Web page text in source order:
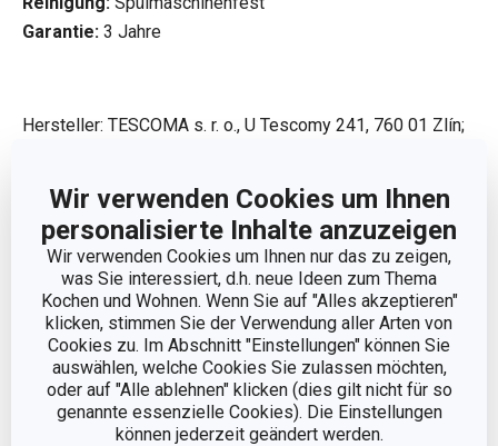
Wir verwenden Cookies um Ihnen
personalisierte Inhalte anzuzeigen
Wir verwenden Cookies um Ihnen nur das zu zeigen,
was Sie interessiert, d.h. neue Ideen zum Thema
Kochen und Wohnen. Wenn Sie auf "Alles akzeptieren"
klicken, stimmen Sie der Verwendung aller Arten von
Cookies zu. Im Abschnitt "Einstellungen" können Sie
auswählen, welche Cookies Sie zulassen möchten,
oder auf "Alle ablehnen" klicken (dies gilt nicht für so
genannte essenzielle Cookies). Die Einstellungen
können jederzeit geändert werden.
Garantie: 3 Jahre
Hersteller: TESCOMA s. r. o., U Tescomy 241, 760 01 Zlín;